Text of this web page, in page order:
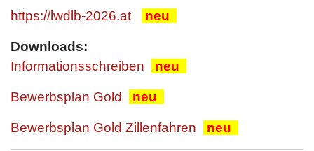
https://lwdlb-2026.at neu
Downloads:
Informationsschreiben
neu
Bewerbsplan Gold neu
Bewerbsplan Gold Zillenfahren neu